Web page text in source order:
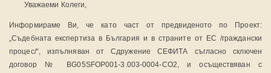
Уважаеми Колеги,
Информираме Ви, че като част от предвиденото по Проект:
„Съдебната експертиза в България и в страните от ЕС /граждански
процес/“, изпълняван от Сдружение СЕФИТА съгласно сключен
договор № BG05SFOP001-3.003-0004-CO2, и осъществяван с